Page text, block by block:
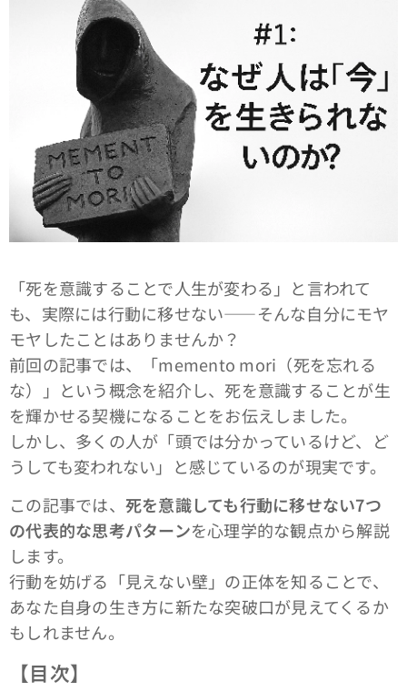
「死を意識することで人生が変わる」と言われて
も、実際には行動に移せない――そんな自分にモヤ
モヤしたことはありませんか？
前回の記事では、「memento mori（死を忘れる
な）」という概念を紹介し、死を意識することが生
を輝かせる契機になることをお伝えしました。
しかし、多くの人が「頭では分かっているけど、ど
うしても変われない」と感じているのが現実です。
この記事では、 死を意識しても行動に移せない7つ
の代表的な思考パターンを心理学的な観点から解説
します。
行動を妨げる「見えない壁」の正体を知ることで、
あなた自身の生き方に新たな突破口が見えてくるか
もしれません。
【目次】